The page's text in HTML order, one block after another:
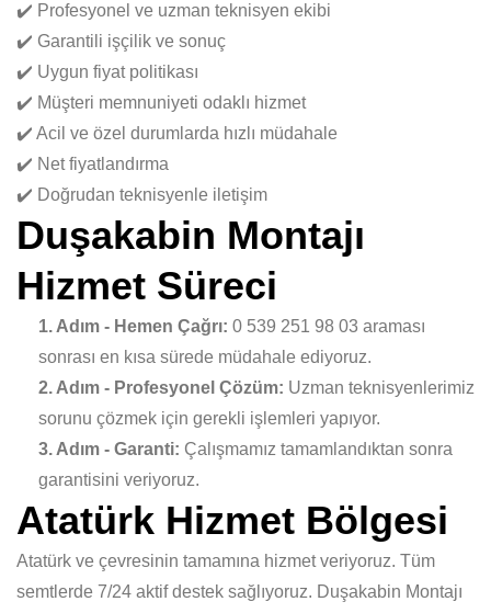
✔️ Profesyonel ve uzman teknisyen ekibi
✔️ Garantili işçilik ve sonuç
✔️ Uygun fiyat politikası
✔️ Müşteri memnuniyeti odaklı hizmet
✔️ Acil ve özel durumlarda hızlı müdahale
✔️ Net fiyatlandırma
✔️ Doğrudan teknisyenle iletişim
Duşakabin Montajı
Hizmet Süreci
1. Adım - Hemen Çağrı: 0 539 251 98 03 araması
sonrası en kısa sürede müdahale ediyoruz.
2. Adım - Profesyonel Çözüm: Uzman teknisyenlerimiz
sorunu çözmek için gerekli işlemleri yapıyor.
3. Adım - Garanti: Çalışmamız tamamlandıktan sonra
garantisini veriyoruz.
Atatürk Hizmet Bölgesi
Atatürk ve çevresinin tamamına hizmet veriyoruz. Tüm
semtlerde 7/24 aktif destek sağlıyoruz. Duşakabin Montajı